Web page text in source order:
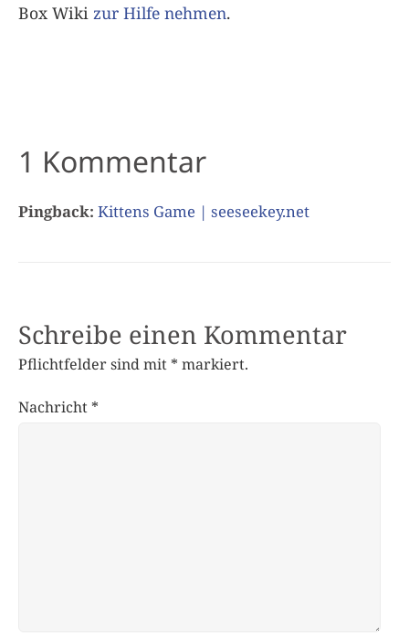
Box Wiki zur Hilfe nehmen.
1 Kommentar
Pingback: Kittens Game | seeseekey.net
Schreibe einen Kommentar
Pflichtfelder sind mit * markiert.
Nachricht *